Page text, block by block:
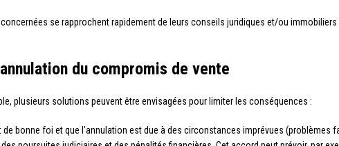
se rapprochent rapidement de leurs conseils juridiques et/ou
du compromis de vente
plusieurs solutions peuvent être envisagées pour limiter les conséquences :
de bonne foi et que l’annulation est due à des circonstances imprévues (problèmes